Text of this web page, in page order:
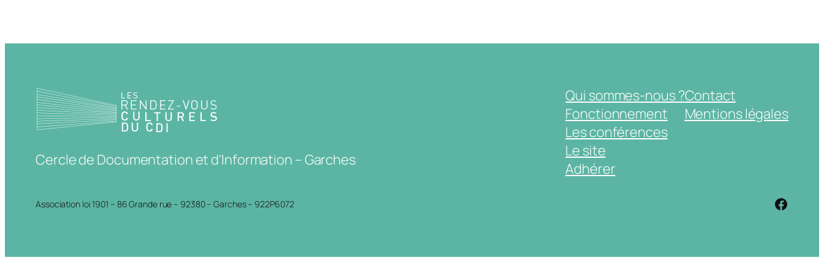
Cercle de Documentation et d'Information – Garches
Qui sommes-nous ?
Fonctionnement
Les conférences
Le site
Adhérer
Contact
Mentions légales
Association loi 1901 – 86 Grande rue – 92380 – Garches – 922P6072